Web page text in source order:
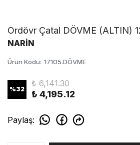
Ordövr Çatal DÖVME (ALTIN)
NARİN
Ürün Kodu: 17105.DÖVME
%32
₺ 6,141.30
₺ 4,195.12
Paylaş: